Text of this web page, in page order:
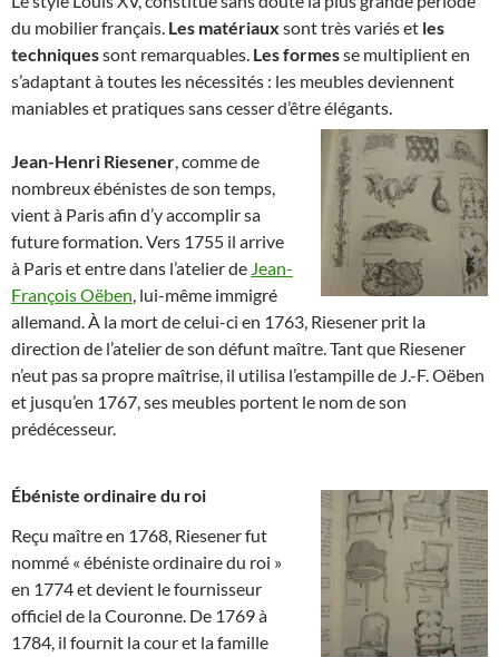
du mobilier français. Les matériaux sont très variés et les
techniquessont remarquables. Les formesse multiplient en
s’adaptant à toutes les nécessités : les meubles deviennent
maniables et pratiques sans cesser d’être élégants.
Jean-Henri Riesener, comme de
nombreux ébénistes de son temps,
vient à Paris afin d’y accomplir sa
future formation. Vers 1755 il arrive
à Paris et entre dans l’atelier de Jean-
François Oëben, lui-même immigré
allemand. À la mort de celui-ci en 1763, Riesener prit la
direction de l’atelier de son défunt maître. Tant que Riesener
n’eut pas sa propre maîtrise, il utilisa l’estampille de J.-F. Oëben
et jusqu’en 1767, ses meubles portent le nom de son
prédécesseur.
Ébéniste ordinaire du roi
Reçu maître en 1768, Riesener fut
nommé « ébéniste ordinaire du roi »
en 1774 et devient le fournisseur
officiel de la Couronne. De 1769 à
1784, il fournit la cour et la famille